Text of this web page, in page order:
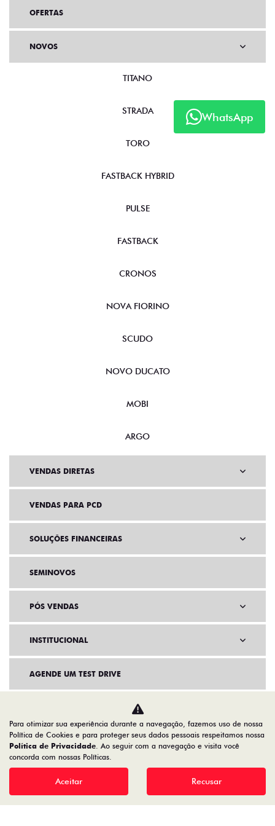
WhatsApp
OFERTAS
NOVOS
TITANO
STRADA
TORO
FASTBACK HYBRID
PULSE
FASTBACK
CRONOS
NOVA FIORINO
SCUDO
NOVO DUCATO
MOBI
ARGO
VENDAS DIRETAS
VENDAS PARA PCD
SOLUÇÕES FINANCEIRAS
SEMINOVOS
PÓS VENDAS
INSTITUCIONAL
AGENDE UM TEST DRIVE
Para otimizar sua experiência durante a navegação, fazemos uso de nossa
Política de Cookies e para proteger seus dados pessoais respeitamos nossa
Política de Privacidade. Ao seguir com a navegação e visita você
concorda com nossas Políticas.
Aceitar Recusar